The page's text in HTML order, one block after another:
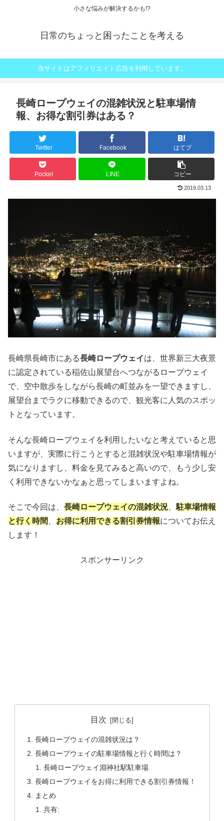
小さな悩みが解決するかも!?
日常のちょっと困ったことを考える
当サイトはアフィリエイト広告を利用しています。
長崎ロープウェイの混雑状況と駐車場情
報、お得な割引券はある？
Twitter Facebook はてブ
Pocket LINE コピー
2019.03.13
長崎県長崎市にある長崎ロープウェイは、世界新三大夜景
に認定されている稲佐山展望台へつながるロープウェイ
で、空中散歩をしながら長崎の町並みを一望できますし、
展望台までラクに移動できるので、観光客に人気のスポッ
トとなっています。
そんな長崎ロープウェイを利用したいなと考えていると思
いますが、実際に行こうとすると混雑状況や駐車場情報が
気になりますし、料金を見てみると高いので、もう少し安
く利用できないかなぁと思ってしまいますよね。
そこで今回は、 長崎ロープウェイの混雑状況
駐車場情報
と行く時間
お得に利用できる割引券情報についてお伝え
します！
スポンサーリンク
目次
長崎ロープウェイの混雑状況は？
長崎ロープウェイの駐車場情報と行く時間は？
長崎ロープウェイ淵神社駅駐車場
長崎ロープウェイをお得に利用できる割引券情報！
まとめ
共有: